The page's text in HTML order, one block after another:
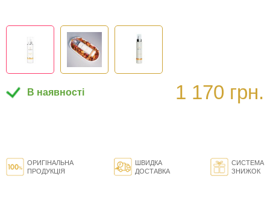
В наявності 1 170 грн.
ОРИГІНАЛЬНА
ПРОДУКЦІЯ
ШВИДКА
ДОСТАВКА
СИСТЕМА
ЗНИЖОК